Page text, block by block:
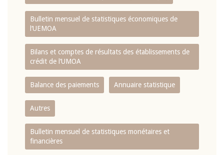
Bulletin mensuel de statistiques économiques de
l‘UEMOA
Bilans et comptes de résultats des établissements de
crédit de l‘UMOA
Balance des paiements Annuaire statistique
Autres
Bulletin mensuel de statistiques monétaires et
financières